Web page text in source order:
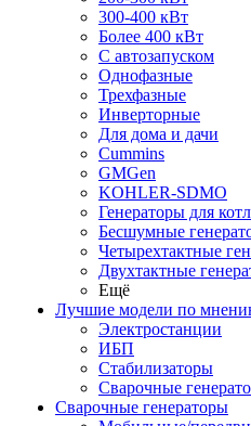
300-400 кВт
Более 400 кВт
С автозапуском
Однофазные
Трехфазные
Инверторные
Для дома и дачи
Cummins
GMGen
KOHLER-SDMO
Генераторы для
Бесшумные
Четырехтактные
Двухтактные
Ещё
Лучшие модели по
Электростанции
ИБП
Стабилизаторы
Сварочные
Сварочные генераторы